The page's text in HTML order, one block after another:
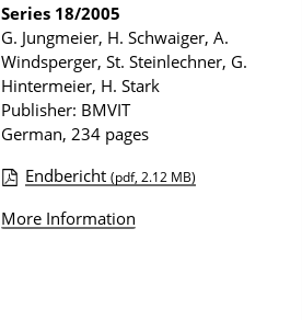
a
t
i
o
n
D
w
Series 18/2005
G. Jungmeier, H. Schwaiger, A.
Windsperger, St. Steinlechner, G.
Hintermeier, H. Stark
Publisher: BMVIT
German, 234 pages
u
Endbericht (pdf, 2.12 MB)
More Information